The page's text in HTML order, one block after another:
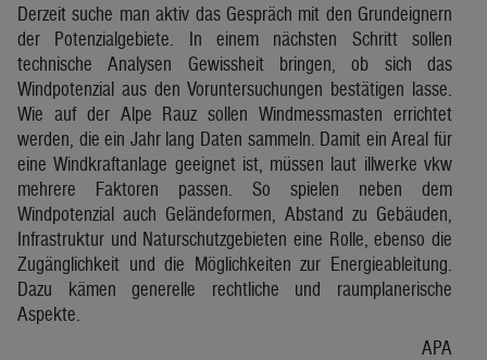
Derzeit suche man aktiv das Gespräch mit den Grundeignern
der Potenzialgebiete. In einem nächsten Schritt sollen
technische Analysen Gewissheit bringen, ob sich das
Windpotenzial aus den Voruntersuchungen bestätigen lasse.
Wie auf der Alpe Rauz sollen Windmessmasten errichtet
werden, die ein Jahr lang Daten sammeln. Damit ein Areal für
eine Windkraftanlage geeignet ist, müssen laut illwerke vkw
mehrere Faktoren passen. So spielen neben dem
Windpotenzial auch Geländeformen, Abstand zu Gebäuden,
Infrastruktur und Naturschutzgebieten eine Rolle, ebenso die
Zugänglichkeit und die Möglichkeiten zur Energieableitung.
Dazu kämen generelle rechtliche und raumplanerische
Aspekte.
APA